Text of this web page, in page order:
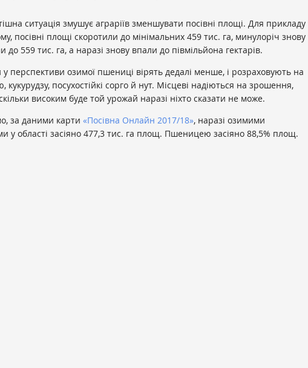
ситуація змушує аграріїв зменшувати посівні площі. Для прикладу
посівні площі скоротили до мінімальних 459 тис. га, минулоріч знову
до 559 тис. га, а наразі знову впали до півмільйона гектарів.
у перспективи озимої пшениці вірять дедалі менше, і розраховують на
кукурудзу, посухостійкі сорго й нут. Місцеві надіються на зрошення,
високим буде той урожай наразі ніхто сказати не може.
за даними карти «Посівна Онлайн 2017/18», наразі озимими
у області засіяно 477,3 тис. га площ. Пшеницею засіяно 88,5% площ.